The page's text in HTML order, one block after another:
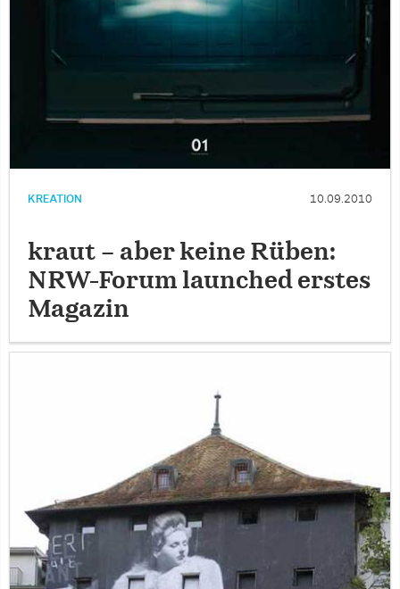
KREATION 10.09.2010
kraut – aber keine Rüben:
NRW-Forum launched erstes
Magazin